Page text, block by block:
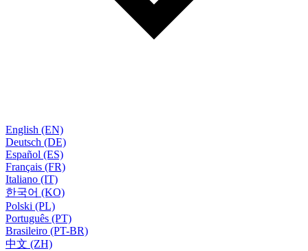
English (EN)
Deutsch (DE)
Español (ES)
Français (FR)
Italiano (IT)
한국어 (KO)
Polski (PL)
Português (PT)
Brasileiro (PT-BR)
中文 (ZH)